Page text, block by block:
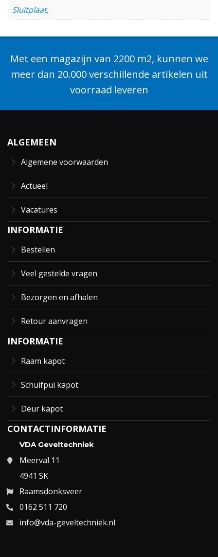
Sluitplaat,
Met een magazijn van 2200 m2, kunnen we
meer dan 20.000 verschillende artikelen uit
voorraad leveren
ALGEMEEN
Algemene voorwaarden
Actueel
Vacatures
INFORMATIE
Bestellen
Veel gestelde vragen
Bezorgen en afhalen
Retour aanvragen
INFORMATIE
Raam kapot
Schuifpui kapot
Deur kapot
CONTACTINFORMATIE
VDA Geveltechniek
Meerval 11
4941 SK
Raamsdonksveer
0162 511 720
info@vda-geveltechniek.nl